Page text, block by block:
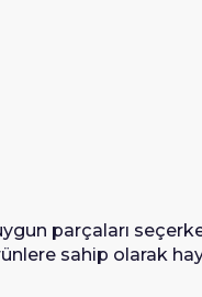
parçaları
sahip olarak